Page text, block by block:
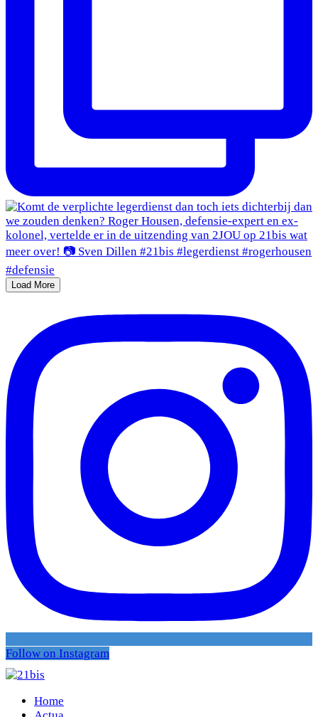
Load More
Follow on Instagram
Home